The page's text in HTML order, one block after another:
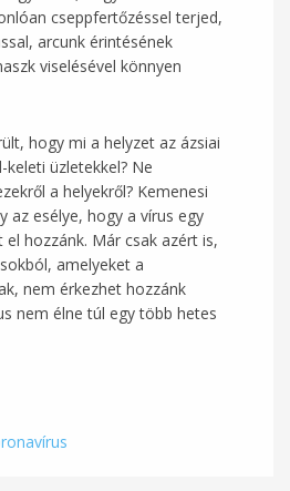
cseppfertőzéssel terjed,
arcunk érintésének
viselésével könnyen
hogy mi a helyzet az ázsiai
üzletekkel? Ne
a helyekről? Kemenesi
az esélye, hogy a vírus egy
hozzánk. Már csak azért is,
amelyeket a
nem érkezhet hozzánk
nem élne túl egy több hetes